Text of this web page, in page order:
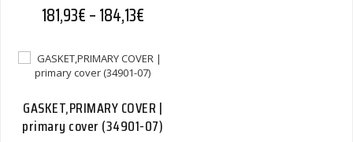
181,93€–184,13€Hintaluokka: 181,93€ - 184,13€
GASKET,PRIMARY COVER |
primary cover (34901-07)